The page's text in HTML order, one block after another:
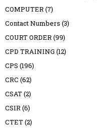
COMPUTER(7)
Contact Numbers (3)
COURT ORDER(99)
CPD TRAINING (12)
CPS (196)
CRC (62)
CSAT(2)
CSIR(6)
CTET(2)